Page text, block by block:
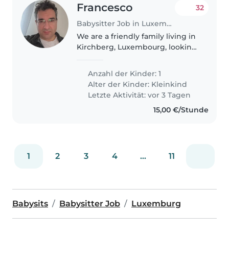
Francesco
Babysitter Job in Luxemburg
32
We are a friendly family living in
Kirchberg, Luxembourg, looking
babysitter for our 1-year-old son
One of us will always be at home
working remotely, so..
Anzahl der Kinder: 1
Alter der Kinder: Kleinkind
Letzte Aktivität: vor 3 Tagen
15,00 €/Stunde
1 2 3 4 ... 11
Babysits Babysitter Job Luxemburg